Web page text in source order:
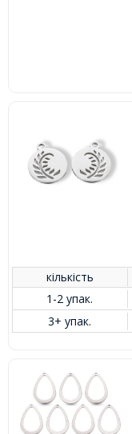
кількість
1-2 упак.
3+ упак.